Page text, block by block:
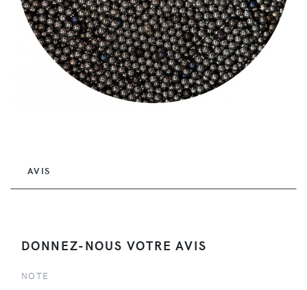
AVIS
DONNEZ-NOUS VOTRE AVIS
NOTE